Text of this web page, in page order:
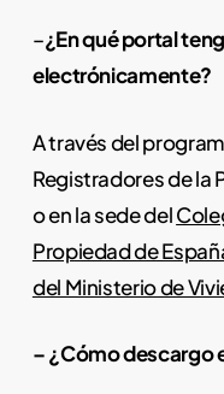
–¿En qué portal
electrónicamente?
A través del
Registradores de la
o en la sede del
Propiedad de
del Ministerio de
– ¿Cómo descargo